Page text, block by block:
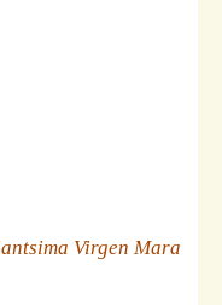
Virgen Mara